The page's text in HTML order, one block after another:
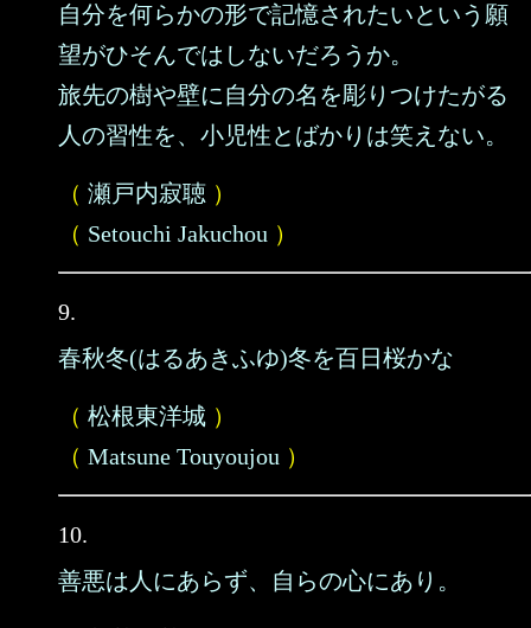
自分を何らかの形で記憶されたいという願
望がひそんではしないだろうか。
旅先の樹や壁に自分の名を彫りつけたがる
人の習性を、小児性とばかりは笑えない。
（ 瀬戸内寂聴 ）
（ Setouchi Jakuchou ）
9.
春秋冬(はるあきふゆ)冬を百日桜かな
（ 松根東洋城 ）
（ Matsune Touyoujou ）
10.
善悪は人にあらず、自らの心にあり。